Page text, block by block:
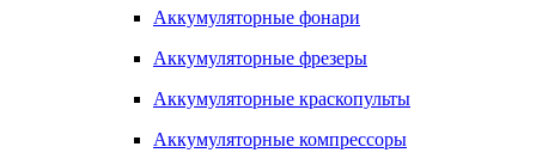
Аккумуляторные фонари
Аккумуляторные фрезеры
Аккумуляторные краскопульты
Аккумуляторные компрессоры